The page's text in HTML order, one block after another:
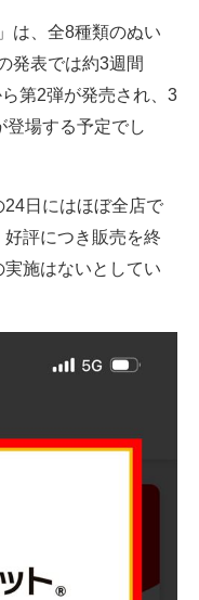
は、全8種類のぬい
発表では約3週間
第2弾が発売され、3
登場する予定でし
日にはほぼ全店で
評につき販売を終
施はないとしてい